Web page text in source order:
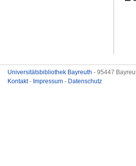
Universitätsbibliothek Bayreuth - 95447
Kontakt- Impressum - Datenschutz